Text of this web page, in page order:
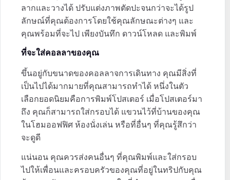
ลากและวางได้ ปรับแต่งภาพตัดปะจนกว่าจะได้รูป
ลักษณ์ที่คุณต้องการโดยใช้คุณลักษณะต่างๆ และ
คุณพร้อมที่จะไป เพียงบันทึก ดาวน์โหลด และพิมพ์
ที่จะใส่คอลลาของคุณ
ขึ้นอยู่กับขนาดของคอลลาจการเดินทาง คุณมีสิ่งที่
เป็นไปได้มากมายที่คุณสามารถทำได้ หนึ่งในตัว
เลือกยอดนิยมคือการพิมพ์โปสเตอร์ เมื่อโปสเตอร์มา
ถึง คุณก็สามารถใส่กรอบได้ แขวนไว้ที่บ้านของคุณ
ในโฮมออฟฟิศ ห้องนั่งเล่น หรือที่อื่นๆ ที่คุณรู้สึกว่า
จะดูดี
แน่นอน คุณควรส่งคนอื่นๆ ที่คุณพิมพ์และใส่กรอบ
ไปให้เพื่อนและครอบครัวของคุณที่อยู่ในทริปกับคุณ